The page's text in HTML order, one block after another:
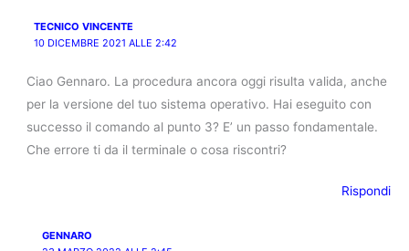
TECNICO VINCENTE
10 DICEMBRE 2021 ALLE 2:42
Ciao Gennaro. La procedura ancora oggi risulta valida, anche
per la versione del tuo sistema operativo. Hai eseguito con
successo il comando al punto 3? E’ un passo fondamentale.
Che errore ti da il terminale o cosa riscontri?
Rispondi
GENNARO